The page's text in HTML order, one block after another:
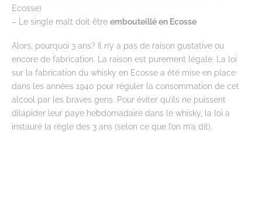
Ecosse)
– Le single malt doit être embouteillé en Ecosse
Alors, pourquoi 3 ans? Il n’y a pas de raison gustative ou
encore de fabrication. La raison est purement légale. La loi
sur la fabrication du whisky en Ecosse a été mise en place
dans les années 1940 pour réguler la consommation de cet
alcool par les braves gens. Pour éviter qu’ils ne puissent
dilapider leur paye hebdomadaire dans le whisky, la loi a
instauré la règle des 3 ans (selon ce que l’on m’a dit).